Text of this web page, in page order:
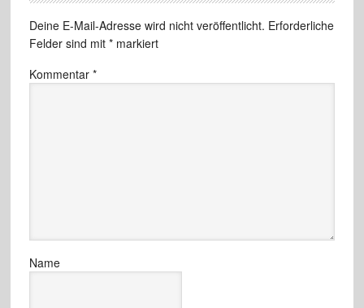
Deine E-Mail-Adresse wird nicht veröffentlicht. Erforderliche
Felder sind mit *markiert
Kommentar *
Name